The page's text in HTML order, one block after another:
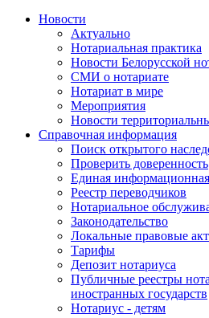
Новости
Актуально
Нотариальная практика
Новости Белорусской
СМИ о нотариате
Нотариат в мире
Мероприятия
Новости
Справочная информация
Поиск открытого
Проверить доверенность
Единая
Реестр переводчиков
Нотариальное
Законодательство
Локальные правовые
Тарифы
Депозит нотариуса
Публичные реестры
иностранных государств
Нотариус - детям